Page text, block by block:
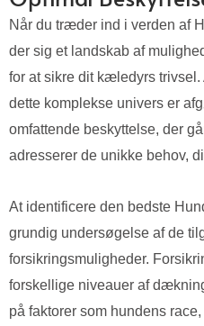
Når du træder ind i verden af
der sig et landskab af
for at sikre dit kæledyrs
dette komplekse univers er
omfattende beskyttelse, der
adresserer de unikke behov,
At identificere den bedste
grundig undersøgelse af de
forsikringsmuligheder.
forskellige niveauer af
på faktorer som hundens